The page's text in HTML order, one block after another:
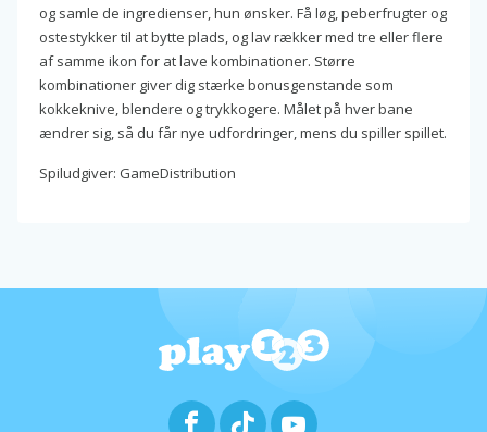
og samle de ingredienser, hun ønsker. Få løg, peberfrugter og
ostestykker til at bytte plads, og lav rækker med tre eller flere
af samme ikon for at lave kombinationer. Større
kombinationer giver dig stærke bonusgenstande som
kokkeknive, blendere og trykkogere. Målet på hver bane
ændrer sig, så du får nye udfordringer, mens du spiller spillet.
Spiludgiver: GameDistribution